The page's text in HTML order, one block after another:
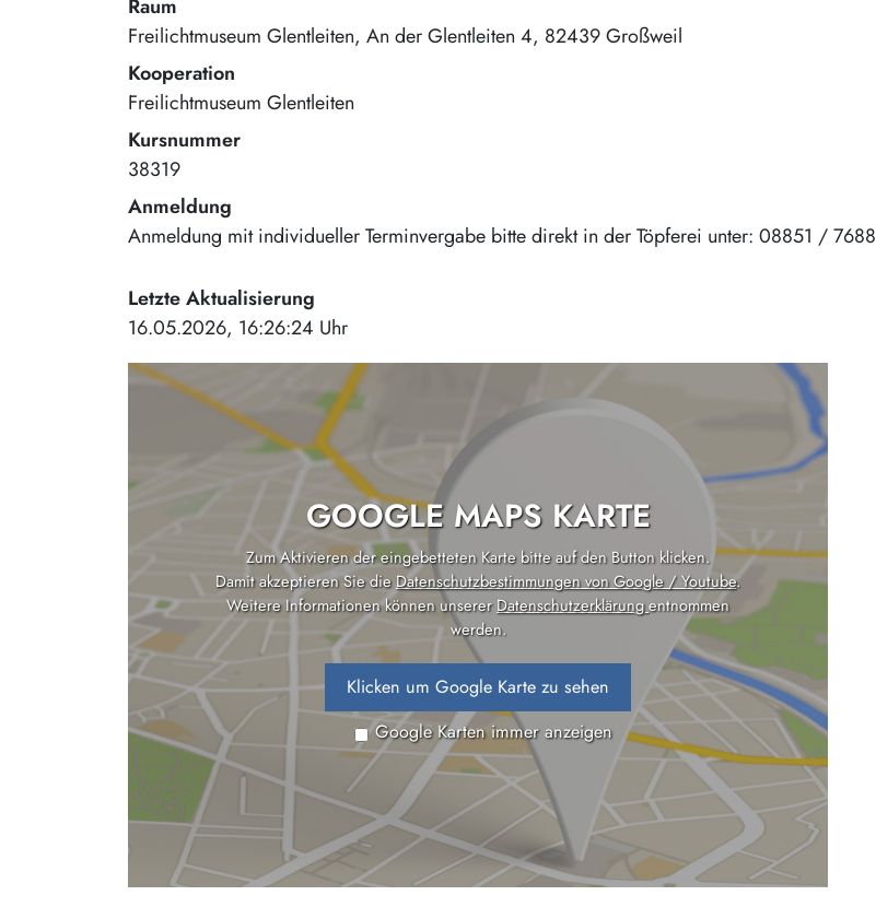
Raum
Freilichtmuseum Glentleiten An der Glentleiten 4 82439Großweil
Kooperation
Freilichtmuseum Glentleiten
Kursnummer
38319
Anmeldung
Anmeldung mit individueller Terminvergabe bitte direkt in der Töpferei unter: 08851 / 7688
Letzte Aktualisierung
16.05.2026, 16:26:24 Uhr
GOOGLE MAPS KARTE
Zum Aktivieren der eingebetteten Karte bitte auf den Button klicken.
Damit akzeptieren Sie dieDatenschutzbestimmungen von Google / Youtube.
Weitere Informationen können unsererDatenschutzerklärungentnommen
werden.
Klicken um Google Karte zu sehen
Google Karten immer anzeigen